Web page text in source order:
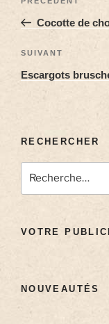
Cocotte de
SUIVANT
Escargots
RECHERCHER
VOTRE
NOUVEAUTÉS